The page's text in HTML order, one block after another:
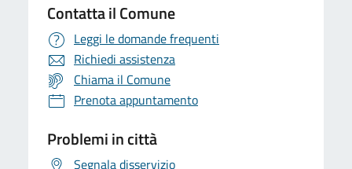
Contatta il Comune
Leggi le domande frequenti
Richiedi assistenza
Chiama il Comune
Prenota appuntamento
Problemi in città
Segnala disservizio